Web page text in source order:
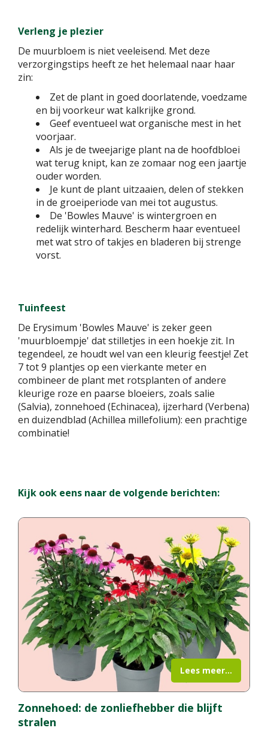
Verleng je plezier
De muurbloem is niet veeleisend. Met deze
verzorgingstips heeft ze het helemaal naar haar
zin:
Zet de plant in goed doorlatende, voedzame
en bij voorkeur wat kalkrijke grond.
Geef eventueel wat organische mest in het
voorjaar.
Als je de tweejarige plant na de hoofdbloei
wat terug knipt, kan ze zomaar nog een jaartje
ouder worden.
Je kunt de plant uitzaaien, delen of stekken
in de groeiperiode van mei tot augustus.
De 'Bowles Mauve' is wintergroen en
redelijk winterhard. Bescherm haar eventueel
met wat stro of takjes en bladeren bij strenge
vorst.
Tuinfeest
De Erysimum 'Bowles Mauve' is zeker geen
'muurbloempje' dat stilletjes in een hoekje zit. In
tegendeel, ze houdt wel van een kleurig feestje! Zet
7 tot 9 plantjes op een vierkante meter en
combineer de plant met rotsplanten of andere
kleurige roze en paarse bloeiers, zoals salie
(Salvia), zonnehoed (Echinacea), ijzerhard (Verbena)
en duizendblad (Achillea millefolium): een prachtige
combinatie!
Kijk ook eens naar de volgende berichten:
Zonnehoed: de zonliefhebber die blijft
stralen
Lees meer...